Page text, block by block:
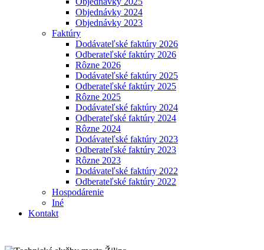
Objednávky 2024
Objednávky 2023
Faktúry
Dodávateľské faktúry 2026
Odberateľské faktúry 2026
Rôzne 2026
Dodávateľské faktúry 2025
Odberateľské faktúry 2025
Rôzne 2025
Dodávateľské faktúry 2024
Odberateľské faktúry 2024
Rôzne 2024
Dodávateľské faktúry 2023
Odberateľské faktúry 2023
Rôzne 2023
Dodávateľské faktúry 2022
Odberateľské faktúry 2022
Hospodárenie
Iné
Kontakt